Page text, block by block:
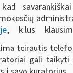
, kilus
teirautis
gali